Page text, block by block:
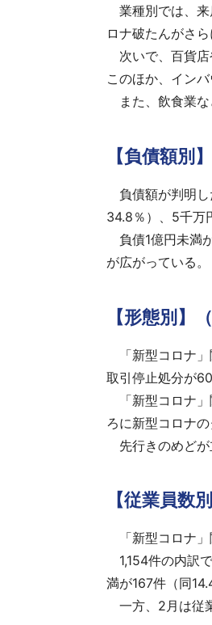
業種別では、来
ロナ破たんがさ
次いで、百貨店
このほか、イン
また、飲食業な
【負債額別
負債額が判明し
34.8％）、5千万
負債1億円未満
が広がっている。
【形態別】
「新型コロナ」
取引停止処分が
「新型コロナ」
ろに新型コロナ
先行きのめどが
【従業員数
「新型コロナ」
1,154件の内訳
満が167件（同
一方、2月は従